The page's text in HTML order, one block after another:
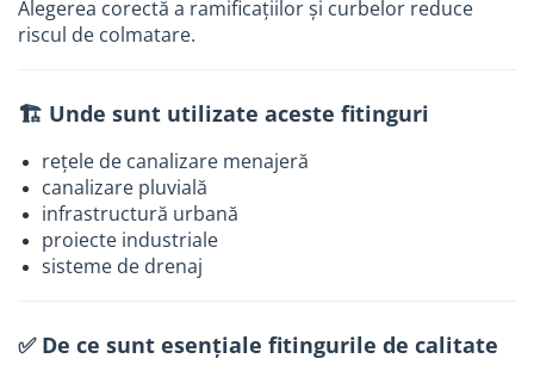
Pistoale de vopsit
Pistoale si capsatoare
Generatoare de curent electric
Instrumente de masura
Unelte si scule de mana
Organizare si depozitare scule
Lize si carucioare
Coliere
Alegerea corectă a ramificațiilor și curbelor reduce
riscul de colmatare.
🏗️ Unde sunt utilizate aceste fitinguri
rețele de canalizare menajeră
canalizare pluvială
infrastructură urbană
proiecte industriale
sisteme de drenaj
✅ De ce sunt esențiale fitingurile de calitate